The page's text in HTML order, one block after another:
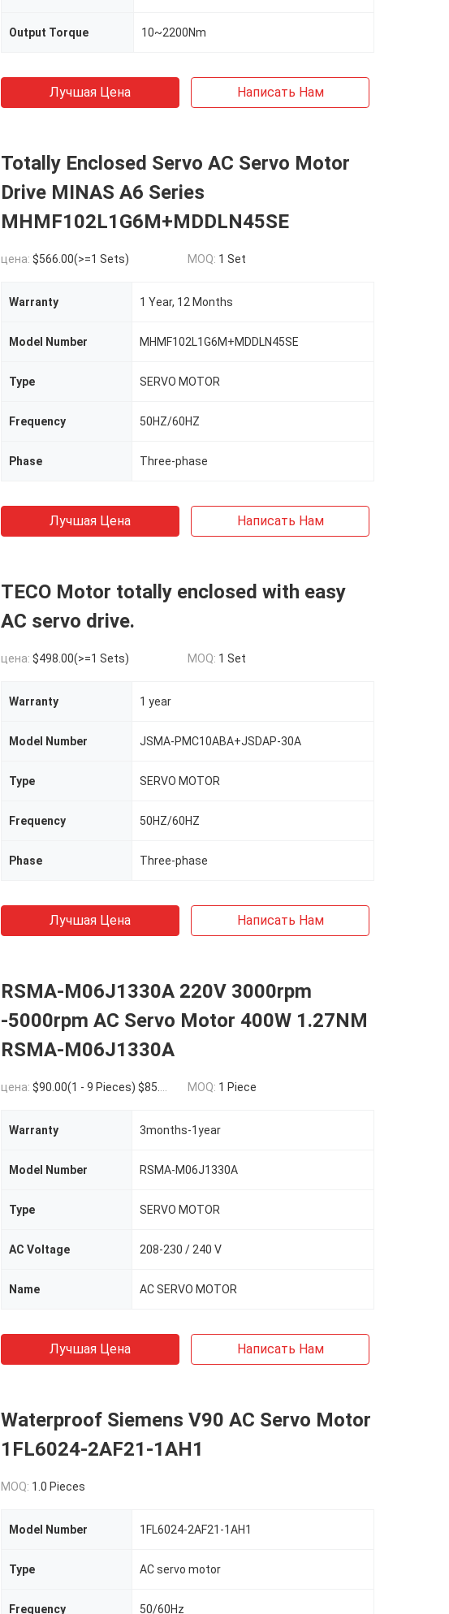
Output Torque 10~2200Nm
Лучшая Цена Написать Нам
Totally Enclosed Servo AC Servo Motor
Drive MINAS A6 Series
MHMF102L1G6M+MDDLN45SE
цена: $566.00(>=1 Sets) MOQ: 1 Set
Warranty 1 Year, 12 Months
Model Number MHMF102L1G6M+MDDLN45SE
Type SERVO MOTOR
Frequency 50HZ/60HZ
Phase Three-phase
Лучшая Цена Написать Нам
TECO Motor totally enclosed with easy
AC servo drive.
цена: $498.00(>=1 Sets) MOQ: 1 Set
Warranty 1 year
Model Number JSMA-PMC10ABA+JSDAP-30A
Type SERVO MOTOR
Frequency 50HZ/60HZ
Phase Three-phase
Лучшая Цена Написать Нам
RSMA-M06J1330A 220V 3000rpm
-5000rpm AC Servo Motor 400W 1.27NM
RSMA-M06J1330A
цена: $90.00(1 - 9 Pieces) $85.50(>=10 Pieces) MOQ: 1 Piece
Warranty 3months-1year
Model Number RSMA-M06J1330A
Type SERVO MOTOR
AC Voltage 208-230 / 240 V
Name AC SERVO MOTOR
Лучшая Цена Написать Нам
Waterproof Siemens V90 AC Servo Motor
1FL6024-2AF21-1AH1
MOQ: 1.0 Pieces
Model Number 1FL6024-2AF21-1AH1
Type AC servo motor
Frequency 50/60Hz